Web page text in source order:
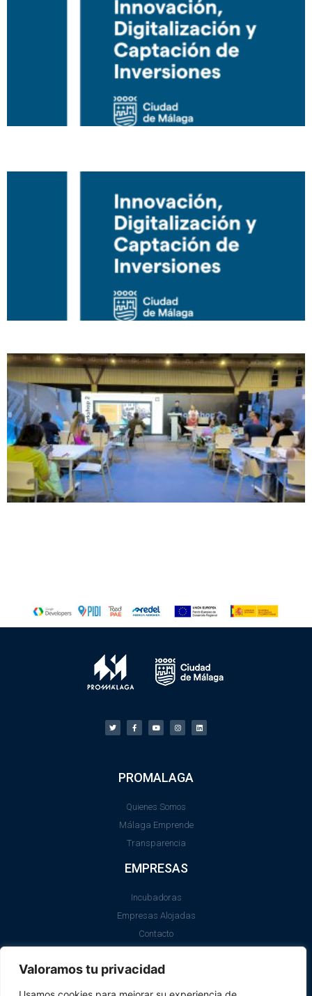
Valoramos tu privacidad
PROMALAGA
Quienes Somos
Málaga Emprende
Transparencia
EMPRESAS
Incubadoras
Empresas Alojadas
Contacto
Aviso Legal